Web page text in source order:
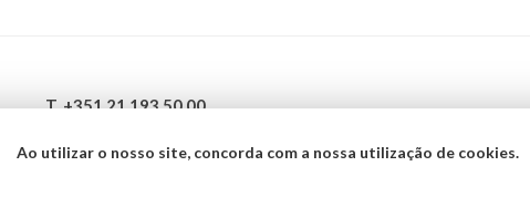
T. +351 21 193 50 00
Ao utilizar o nosso site, concorda com a nossa utilização de cookies.